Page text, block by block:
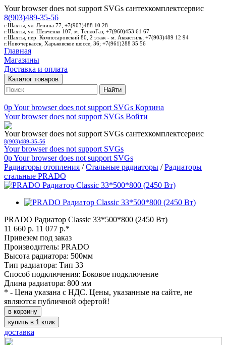
Your browser does not support SVGs сантехкомплектсервис
8(903)489-35-56
г.Шахты, ул. Ленина 77; +7(903)488 10 28
г.Шахты, ул. Шевченко 107, м. ТеплоГаз; +7(960)453 61 67
г.Шахты, пер. Комиссаровский 80, 2 этаж - м. Аквастиль; +7(903)489 12 94
г.Новочеркасск, Харьковское шоссе, 36; +7(961)288 35 56
Главная
Магазины
Доставка и оплата
Каталог товаров
Найти
0pYour browser does not support SVGs Корзина
Your browser does not support SVGs Войти
Your browser does not support SVGs сантехкомплектсервис
8(903)489-35-56
Your browser does not support SVGs
0pYour browser does not support SVGs
Радиаторы отопления /Стальные радиаторы /Радиаторы
стальные PRADO
PRADO Радиатор Classic 33*500*800 (2450 Вт)
11 660 р. 11 077 р.*
Привезем под заказ
Производитель: PRADO
Высота радиатора: 500мм
Тип радиатора: Тип 33
Способ подключения: Боковое подключение
Длина радиатора: 800 мм
* - Цена указана с НДС. Цены, указанные на сайте, не
являются публичной офертой!
в корзину
купить в 1 клик
доставка